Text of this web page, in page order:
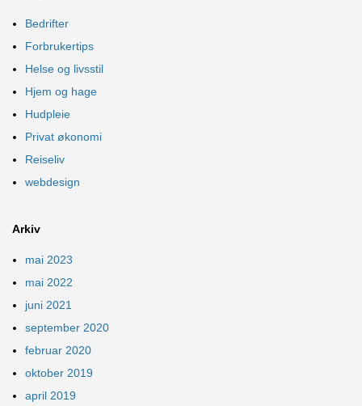
Bedrifter
Forbrukertips
Helse og livsstil
Hjem og hage
Hudpleie
Privat økonomi
Reiseliv
webdesign
Arkiv
mai 2023
mai 2022
juni 2021
september 2020
februar 2020
oktober 2019
april 2019